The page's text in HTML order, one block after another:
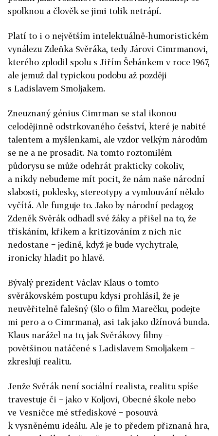
spolknou a člověk se jimi tolik netrápí.
Platí to i o největším intelektuálně-humoristickém
vynálezu Zdeňka Svěráka, tedy Járovi Cimrmanovi,
kterého zplodil spolu s Jiřím Šebánkem v roce 1967,
ale jemuž dal typickou podobu až později
s Ladislavem Smoljakem.
Zneuznaný génius Cimrman se stal ikonou
celodějinně odstrkovaného češství, které je nabité
talentem a myšlenkami, ale vzdor velkým národům
se ne a ne prosadit. Na tomto roztomilém
půdorysu se může odehrát prakticky cokoliv,
a nikdy nebudeme mít pocit, že nám naše národní
slabosti, poklesky, stereotypy a vymlouvání někdo
vyčítá. Ale funguje to. Jako by národní pedagog
Zdeněk Svěrák odhadl své žáky a přišel na to, že
třískáním, křikem a kritizováním z nich nic
nedostane − jedině, když je bude vychytrale,
ironicky hladit po hlavě.
Bývalý prezident Václav Klaus o tomto
svěrákovském postupu kdysi prohlásil, že je
neuvěřitelně falešný (šlo o film Marečku, podejte
mi pero a o Cimrmana), asi tak jako džínová bunda.
Klaus narážel na to, jak Svěrákovy filmy −
povětšinou natáčené s Ladislavem Smoljakem −
zkreslují realitu.
Jenže Svěrák není sociální realista, realitu spíše
travestuje či − jako v Koljovi, Obecné škole nebo
ve Vesničce mé střediskové − posouvá
k vysněnému ideálu. Ale je to předem přiznaná hra,